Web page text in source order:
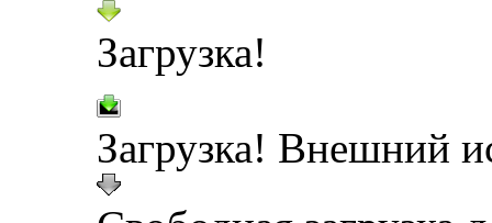
Загрузка!
Загрузка! Внешний